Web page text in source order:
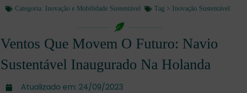
Categoria: Inovação e Mobilidade Sustentável Tag > Inovação Sustentável
Ventos Que Movem O Futuro: Navio
Sustentável Inaugurado Na Holanda
Atualizado em: 24/09/2023